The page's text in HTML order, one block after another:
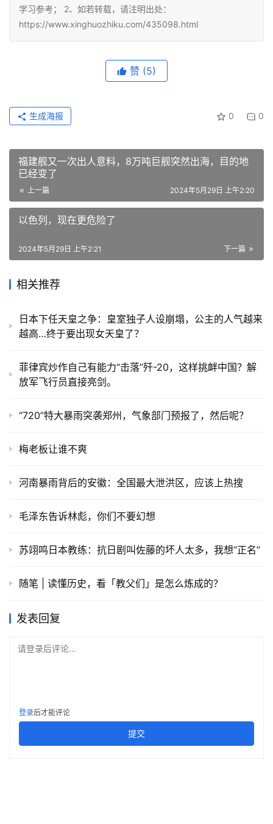
学习参考； 2、如若转载，请注明出处：
https://www.xinghuozhiku.com/435098.html
赞 (5)
0 0
生成海报
福建舰又一次出人意料，8万吨巨舰突然出海，目的地
已经变了
上一篇 2024年5月29日 上午2:20
以色列，现在更危险了
下一篇
2024年5月29日 上午2:21
相关推荐
日本下任天皇之争：皇室独子人设崩塌，公主的人气越来
越高…终于要出现女天皇了？
菲律宾炒作自己有能力“击落”歼-20，这样挑衅中国？解
放军飞行员直接亮剑。
“720”特大暴雨突袭郑州，气象部门预报了，然后呢？
梅老板让谁不爽
河南暴雨背后的安徽：全国最大泄洪区，应该上热搜
毛泽东告诉林彪，你们不要幻想
苏翊鸣日本教练：抗日剧叫佐藤的坏人太多，我想“正名”
随笔 | 读懂历史，看「教父们」是怎么炼成的？
发表回复
请登录后评论...
登录后才能评论
提交